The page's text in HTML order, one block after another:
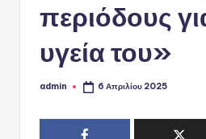
περιόδους
υγεία του»
Συγγραφέας:
admin 6 Απριλίου 2025